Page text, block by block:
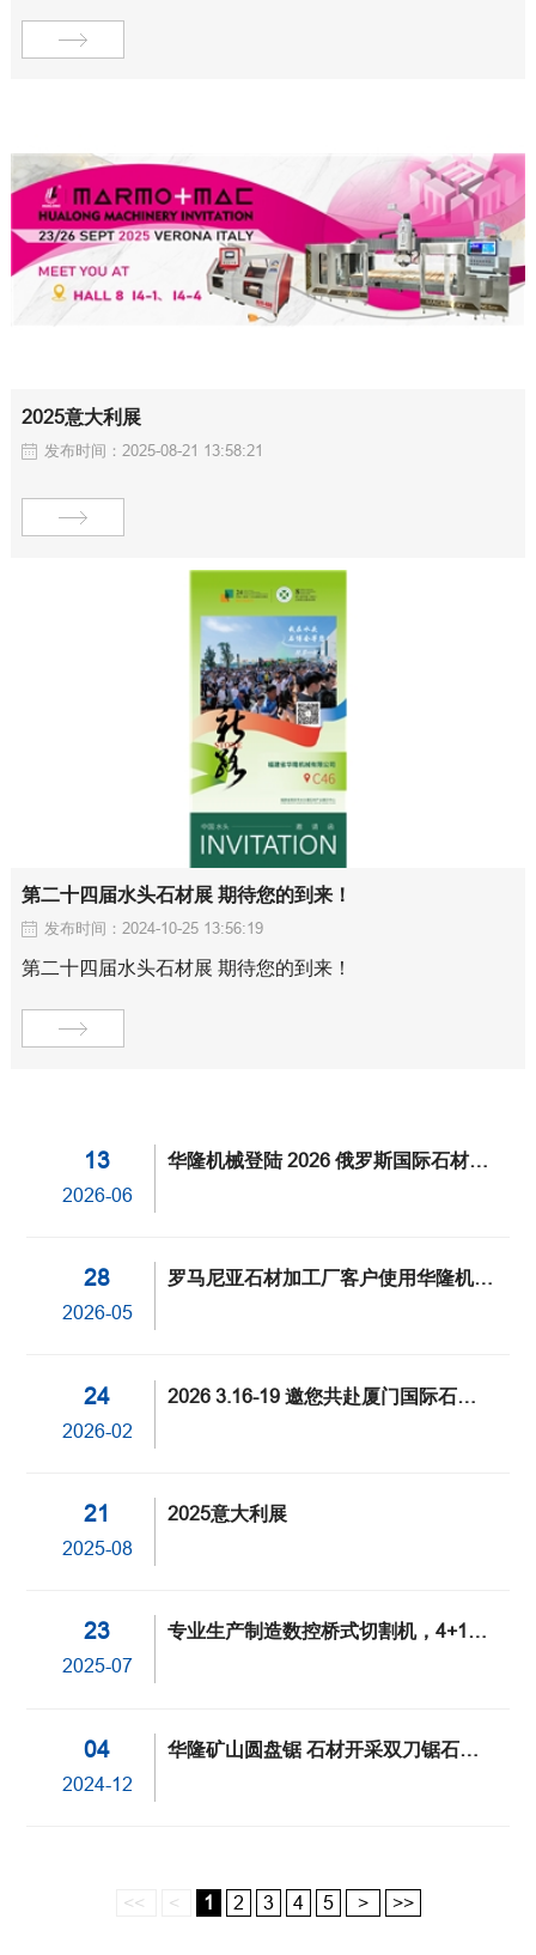
2025意大利展
发布时间：2025-08-21 13:58:21
第二十四届水头石材展 期待您的到来！
发布时间：2024-10-25 13:56:19
第二十四届水头石材展 期待您的到来！
13
2026-06
华隆机械登陆 2026 俄罗斯国际石材展
28
2026-05
罗马尼亚石材加工厂客户使用华隆机械
24
2026-02
2026 3.16-19 邀您共赴厦门国际石材
21
2025-08
2025意大利展
23
2025-07
专业生产制造数控桥式切割机，4+1桥
04
2024-12
华隆矿山圆盘锯 石材开采双刀锯石机
<< < 1 2 3 4 5 > >>